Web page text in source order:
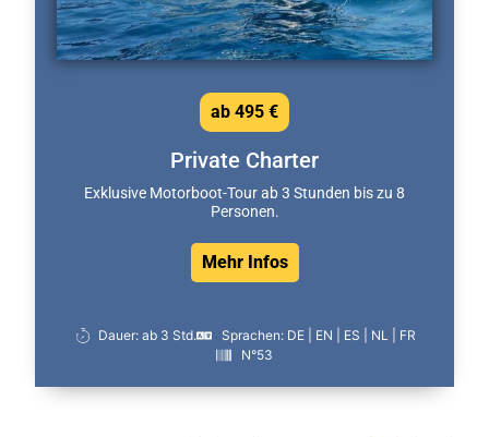
Private Charter
Exklusive Motorboot-Tour ab 3 Stunden bis zu 8
Personen.
Mehr Infos
ab 495 €
Dauer: ab 3 Std.
Sprachen: DE | EN | ES | NL | FR
N°53